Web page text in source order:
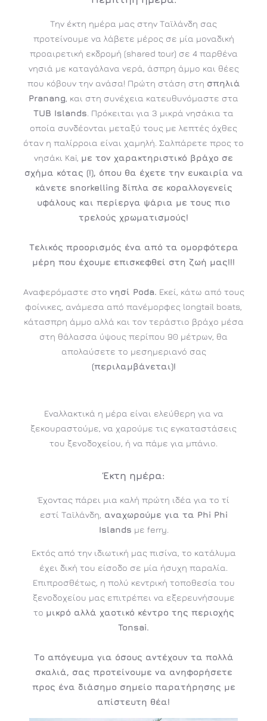
Την έκτη ημέρα μας στην Ταϊλάνδη σας
προτείνουμε να λάβετε μέρος σε μία μοναδική
προαιρετική εκδρομή (shared tour) σε 4 παρθένα
νησιά με καταγάλανα νερά, άσπρη άμμο και θέες
που κόβουν την ανάσα! Πρώτη στάση στη σπηλιά
Pranang , και στη συνέχεια κατευθυνόμαστε στα
TUB Islands . Πρόκειται για 3 μικρά νησάκια τα
οποία συνδέονται μεταξύ τους με λεπτές όχθες
όταν η παλίρροια είναι χαμηλή. Σαλπάρετε προς το
νησάκι Kai, με τον χαρακτηριστικό βράχο σε
σχήμα κότας (!), όπου θα έχετε την ευκαιρία να
κάνετε snorkelling δίπλα σε κοραλλογενείς
υφάλους και περίεργα ψάρια με τους πιο
τρελούς χρωματισμούς!
Τελικός προορισμός ένα από τα ομορφότερα
μέρη που έχουμε επισκεφθεί στη ζωή μας!!!
Αναφερόμαστε στο νησί Poda. Εκεί, κάτω από τους
φοίνικες, ανάμεσα από πανέμορφες longtail boats,
κάτασπρη άμμο αλλά και τον τεράστιο βράχο μέσα
στη θάλασσα ύψους περίπου 90 μέτρων, θα
απολαύσετε το μεσημεριανό σας
(περιλαμβάνεται)!
Εναλλακτικά η μέρα είναι ελεύθερη για να
ξεκουραστούμε, να χαρούμε τις εγκαταστάσεις
του ξενοδοχείου, ή να πάμε για μπάνιο.
Έκτη ημέρα:
Έχοντας πάρει μια καλή πρώτη ιδέα για το τί
εστί Ταϊλάνδη, αναχωρούμε για τα Phi Phi
Islands με ferry.
Εκτός από την ιδιωτική μας πισίνα, το κατάλυμα
έχει δική του είσοδο σε μία ήσυχη παραλία.
Επιπροσθέτως, η πολύ κεντρική τοποθεσία του
ξενοδοχείου μας επιτρέπει να εξερευνήσουμε
το μικρό αλλά χαοτικό κέντρο της περιοχής
Tonsai.
Το απόγευμα για όσους αντέχουν τα πολλά
σκαλιά, σας προτείνουμε να ανηφορήσετε
προς ένα διάσημο σημείο παρατήρησης με
απίστευτη θέα!